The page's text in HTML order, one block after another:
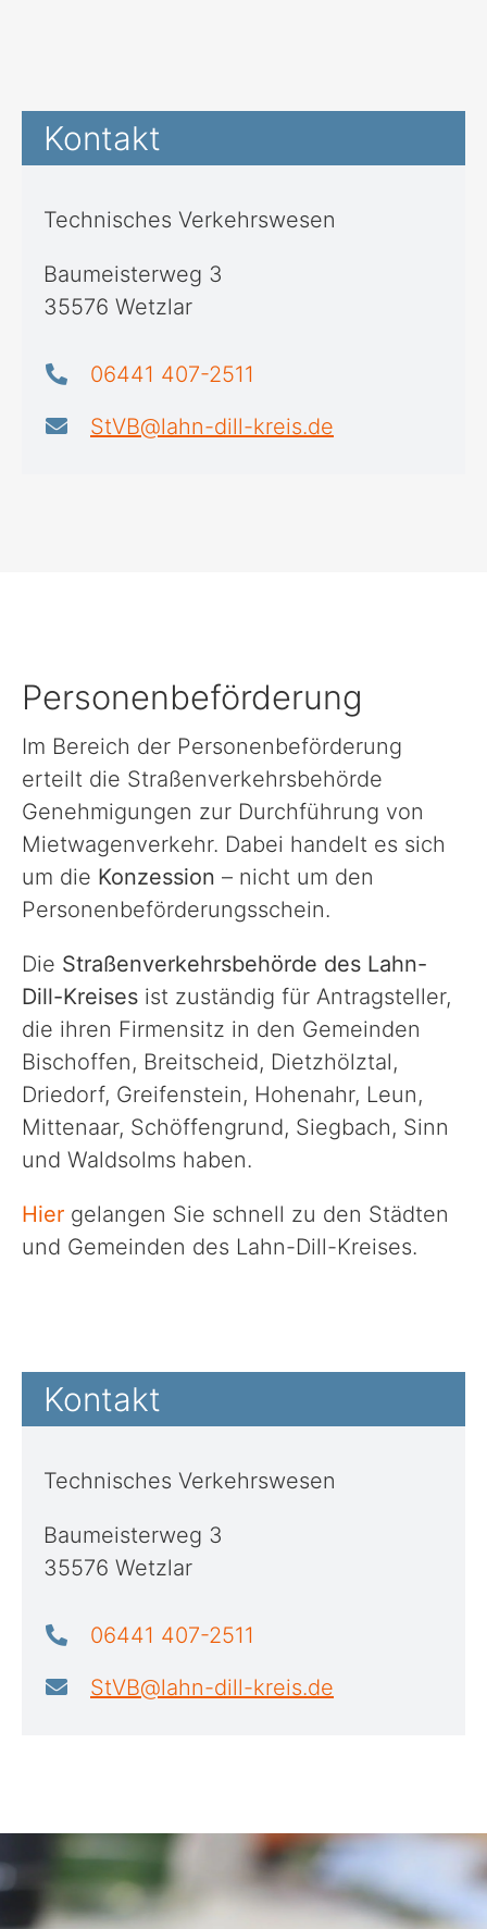
Kontakt
Technisches Verkehrswesen
Baumeisterweg 3
35576 Wetzlar
06441 407-2511
StVB@lahn-dill-kreis.de
Personenbeförderung
Im Bereich der Personenbeförderung
erteilt die Straßenverkehrsbehörde
Genehmigungen zur Durchführung von
Mietwagenverkehr. Dabei handelt es sich
um die Konzession – nicht um den
Personenbeförderungsschein.
Die Straßenverkehrsbehörde des Lahn-
Dill-Kreises ist zuständig für Antragsteller,
die ihren Firmensitz in den Gemeinden
Bischoffen, Breitscheid, Dietzhölztal,
Driedorf, Greifenstein, Hohenahr, Leun,
Mittenaar, Schöffengrund, Siegbach, Sinn
und Waldsolms haben.
Hier gelangen Sie schnell zu den Städten
und Gemeinden des Lahn-Dill-Kreises.
Kontakt
Technisches Verkehrswesen
Baumeisterweg 3
35576 Wetzlar
06441 407-2511
StVB@lahn-dill-kreis.de